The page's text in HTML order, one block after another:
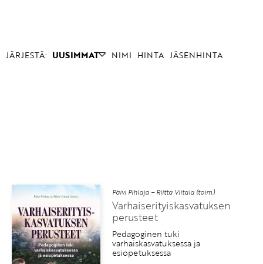
JÄRJESTÄ: UUSIMMAT NIMI HINTA JÄSENHINTA
Päivi Pihlaja – Riitta Viitala (toim.)
Varhaiserityiskasvatuksen
perusteet
Pedagoginen tuki
varhaiskasvatuksessa ja
esiopetuksessa